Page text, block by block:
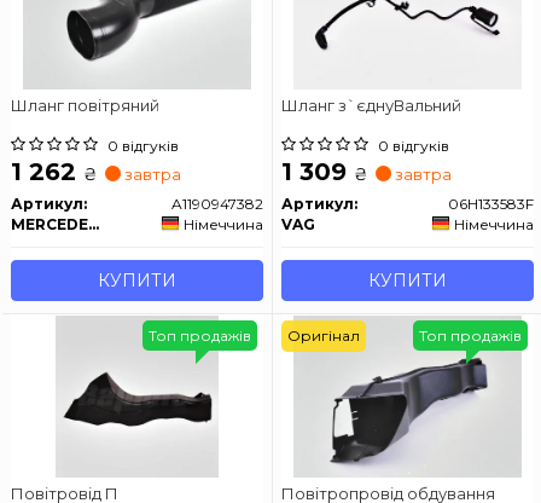
Шланг повітряний
0 відгуків
1 262 ₴ завтра
Артикул:
A1190947382
MERCEDES-BENZ
Німеччина
КУПИТИ
Шланг з`єднуВальний
0 відгуків
1 309 ₴ завтра
Артикул:
06H133583F
VAG
Німеччина
КУПИТИ
Повітровід П
Топ продажів
Повітропровід обдування
Топ продажів
Оригінал